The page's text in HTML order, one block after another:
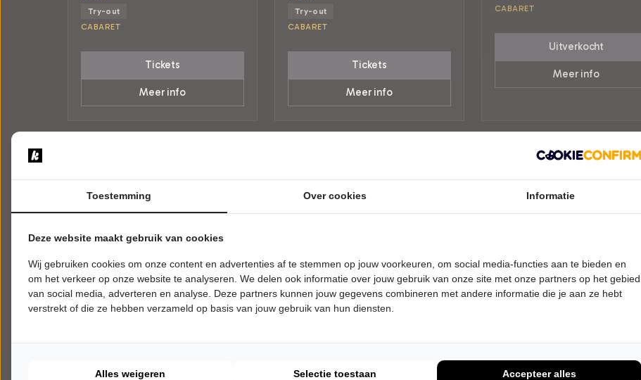
Try-out
CABARET
Tickets
Meer info
Try-out
CABARET
Tickets
Meer info
CABARET
Uitverkocht
Meer info
Jade Mintjens
Schouwburg Concertzaal Tilburg
De Niemanders
Schouwburg Concertzaal Tilburg
Jules Keeris
Knegsel-Zuid
Schouwburg Concertzaal Tilburg
Toestemming Over cookies Informatie
Deze website maakt gebruik van cookies
Wij gebruiken cookies om onze content en advertenties af te stemmen op jouw voorkeuren, om social media-functies aan te bieden en
om het verkeer op onze website te analyseren. We delen ook informatie over jouw gebruik van onze site met onze partners op het gebied
van social media, adverteren en analyse. Deze partners kunnen jouw gegevens combineren met andere informatie die je aan ze hebt
verstrekt of die ze hebben verzameld op basis van jouw gebruik van hun diensten.
Alles weigeren Selectie toestaan Accepteer alles